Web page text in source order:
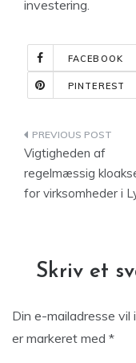
investering.
FACEBOOK
PINTEREST
Vigtigheden af
regelmæssig
for virksomheder i
Skriv et
Din e-mailadresse vil
er markeret med *